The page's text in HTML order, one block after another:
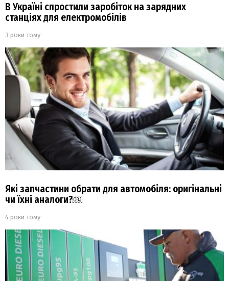
В Україні спростили заробіток на зарядних
станціях для електромобілів
3 роки тому
Які запчастини обрати для автомобіля: оригінальні
чи їхні аналоги?￼
4 роки тому